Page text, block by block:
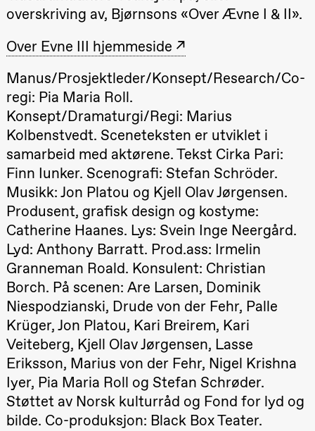
Lucky:
Kylén Collins
& Lærke
Lucy &
Lucky show
Lille scene
(Black Box
teater)
21.00
Ebnflōh
Mōnad
Store scene
(Black Box
teater)
Søndag 11. oktober
19.00
Mōnad
Store scene
(Black Box
teater)
Fredag 16. oktober
Annabel
Guérédrat
Let´s go
back to the
river
(Black Box
overskriving av, Bjørnsons «Over Ævne I & II».
Over Evne III hjemmeside
Manus/Prosjektleder/Konsept/Research/Co-
regi: Pia Maria Roll.
Konsept/Dramaturgi/Regi: Marius
Kolbenstvedt. Sceneteksten er utviklet i
samarbeid med aktørene. Tekst Cirka Pari:
Finn Iunker. Scenografi: Stefan Schröder.
Musikk: Jon Platou og Kjell Olav Jørgensen.
Produsent, grafisk design og kostyme:
Catherine Haanes. Lys: Svein Inge Neergård.
Lyd: Anthony Barratt. Prod.ass: Irmelin
Granneman Roald. Konsulent: Christian
Borch. På scenen: Are Larsen, Dominik
Niespodzianski, Drude von der Fehr, Palle
Krüger, Jon Platou, Kari Breirem, Kari
Veiteberg, Kjell Olav Jørgensen, Lasse
Eriksson, Marius von der Fehr, Nigel Krishna
Iyer, Pia Maria Roll og Stefan Schrøder.
Støttet av Norsk kulturråd og Fond for lyd og
bilde. Co-produksjon: Black Box Teater.